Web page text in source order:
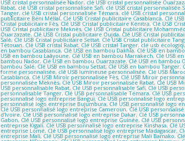
USB cristal personnalisée Nador, clé USB cristal personnalisée
Rabat, clé USB cristal personnalisée Safi, clé USB cristal personnalisée
Tanger, clé USB cristal personnalisée Témara, clé USB cristal
publicitaire Béni Méllal, Clé USB Cristal publicitaire Casablanca, Clé
Cristal publicitaire Fès, Clé USB Cristal publicitaire Kénitra, Clé USB
USB Cristal publicitaire Meknès, Clé USB Cristal publicitaire
Ouarzazate, Clé USB Cristal publicitaire Oujda, Clé USB Cristal
Salé, Clé USB Cristal publicitaire Settat, Clé USB Cristal publicitaire
Tétouan, Clé USB cristal Rabat, Clé USB cristal Tanger, clé usb
en bambou Casablanca, Clé USB en bambou Dakhla, Clé USB en
USB en bambou Laâyoune, Clé USB en bambou Marrakech, Clé USB
bambou Nador, Clé USB en bambou Ouarzazate, Clé USB en bambou
bambou Salé, Clé USB en bambou Settat, Clé USB en bambou Tanger,
forme personnalisée, clé USB lumineuse personnalisée, Clé USB
Casablanca, Clé USB Miroir personnalisée Fès, Clé USB Miroir
personnalisée Meknès, Clé USB Miroir personnalisée Rabat, Clé USB
USB personnalisable Rabat, Clé USB personnalisable Safi, Clé USB
personnalisable Tanger, Clé USB personnalisable Témara, Clé USB
personnalisé logo entreprise Bangui, Clé USB personnalisé logo
personnalisé logo entreprise Bujumbura, Clé USB personnalisé logo
Clé USB personnalisé logo entreprise Cameroun, Clé USB
d’Ivoire,Clé USB personnalisé logo entreprise Dakar, Clé USB
Gabon, Clé USB personnalisé logo entreprise Guinée, Clé USB
entreprise Kigali, Clé USB personnalisé logo entreprise Kinshasa, Clé
entreprise Lomé, Clé USB personnalisé logo entreprise Madagascar,
entreprise Mali, Clé USB personnalisé logo entreprise Mali Bamako,